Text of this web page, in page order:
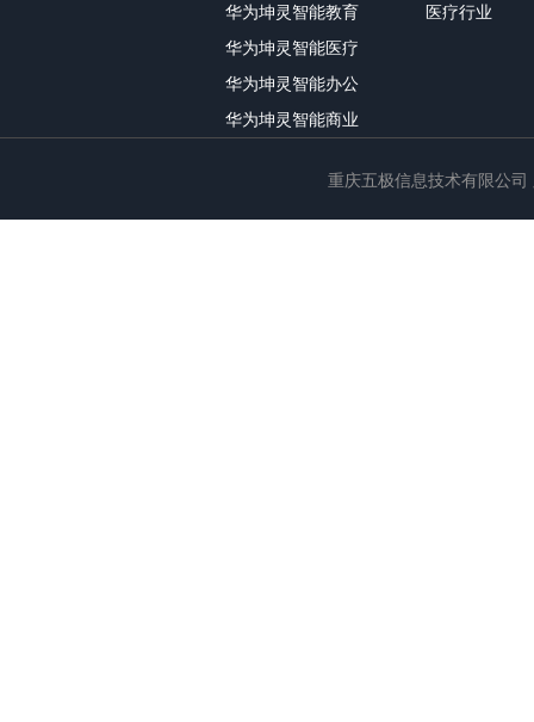
华为坤灵智能教育
华为坤灵智能医疗
华为坤灵智能办公
华为坤灵智能商业
医疗行业
重庆五极信息技术有限公